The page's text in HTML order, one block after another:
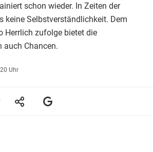
schon wieder. In Zeiten der
keine Selbstverständlichkeit. Dem
Herrlich zufolge bietet die
Chancen.
Uhr